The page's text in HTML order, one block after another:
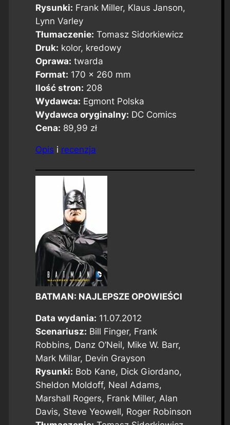
Rysunki: Frank Miller, Klaus Janson,
Lynn Varley
Tłumaczenie: Tomasz Sidorkiewicz
Druk: kolor, kredowy
Oprawa: twarda
Format: 170 x 260 mm
Ilość stron: 208
Wydawca: Egmont Polska
Wydawca oryginalny: DC Comics
Cena: 89,99 zł
Opis i recenzja
BATMAN: NAJLEPSZE OPOWIEŚCI
Data wydania: 11.07.2012
Scenariusz: Bill Finger, Frank
Robbins, Danz O’Neil, Mike W. Barr,
Mark Millar, Devin Grayson
Rysunki: Bob Kane, Dick Giordano,
Sheldon Moldoff, Neal Adams,
Marshall Rogers, Frank Miller, Alan
Davis, Steve Yeowell, Roger Robinson